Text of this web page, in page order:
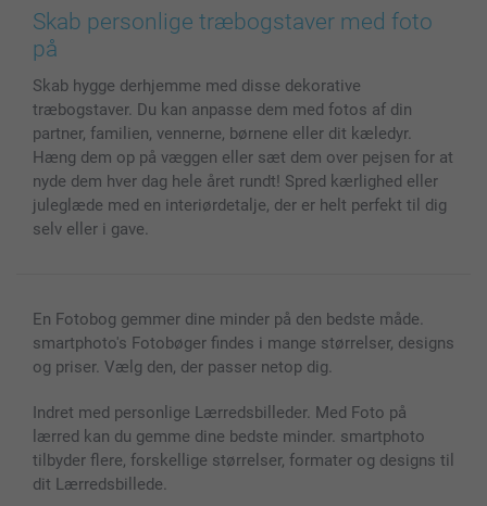
Billeder, Plakater & Fotohæfter
Cover til mobil & tablet
Fotokalender & Kalenderbog
Fotorammer & Tilbehør
Alle fotoprodukter
Cookie Policy
Sitemap
Investor Relations
100% tilfredshedsgaranti
smartbonus
Status for ordrer
Skab personlige træbogstaver med foto
på
Skab hygge derhjemme med disse dekorative
træbogstaver. Du kan anpasse dem med fotos af din
partner, familien, vennerne, børnene eller dit kæledyr.
Hæng dem op på væggen eller sæt dem over pejsen for at
nyde dem hver dag hele året rundt! Spred kærlighed eller
juleglæde med en interiørdetalje, der er helt perfekt til dig
selv eller i gave.
En Fotobog gemmer dine minder på den bedste måde.
smartphoto's Fotobøger findes i mange størrelser, designs
og priser. Vælg den, der passer netop dig.
Indret med personlige Lærredsbilleder. Med Foto på
lærred kan du gemme dine bedste minder. smartphoto
tilbyder flere, forskellige størrelser, formater og designs til
dit Lærredsbillede.